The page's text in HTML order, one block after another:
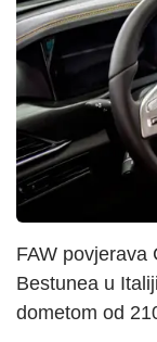
FAW povjerava
Bestunea u
dometom od